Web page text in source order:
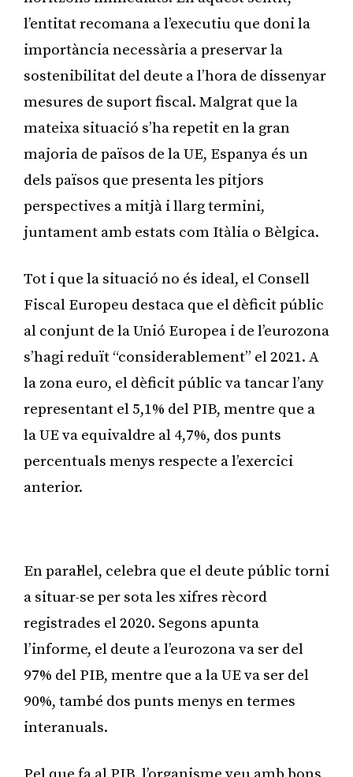
l’entitat recomana a l’executiu que doni la
importància necessària a preservar la
sostenibilitat del deute a l’hora de dissenyar
mesures de suport fiscal. Malgrat que la
mateixa situació s’ha repetit en la gran
majoria de països de la UE, Espanya és un
dels països que presenta les pitjors
perspectives a mitjà i llarg termini,
juntament amb estats com Itàlia o Bèlgica.
Tot i que la situació no és ideal, el Consell
Fiscal Europeu destaca que el dèficit públic
al conjunt de la Unió Europea i de l’eurozona
s’hagi reduït “considerablement” el 2021. A
la zona euro, el dèficit públic va tancar l’any
representant el 5,1% del PIB, mentre que a
la UE va equivaldre al 4,7%, dos punts
percentuals menys respecte a l’exercici
anterior.
En paral·lel, celebra que el deute públic torni
a situar-se per sota les xifres rècord
registrades el 2020. Segons apunta
l’informe, el deute a l’eurozona va ser del
97% del PIB, mentre que a la UE va ser del
90%, també dos punts menys en termes
interanuals.